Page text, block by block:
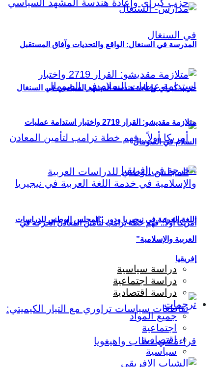
حزب كيراي وإعادة هندسة المشهد السياسي في السنغال
أمريكا أولاً.. فهم خطة ترامب لتأمين المعادن الحرجة في
إفريقيا
المدرسة في السنغال: الواقع والتحديات وآفاق المستقبل
متلازمة مقديشو: القرار 2719 واختبار استدامة عمليات
السلام في الصومال
اللغة العربية في نيجيريا ودور “المجلس الوطني للدراسات
العربية والإسلامية”
دراسة سياسية
دراسة اجتماعية
دراسة اقتصادية
ترجمات
جميع المواد
اجتماعية
اقتصادية
سياسية